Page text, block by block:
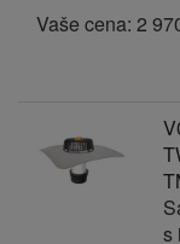
Vaše cena: 2
s